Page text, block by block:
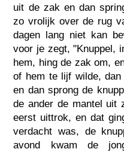
uit de zak en dan
zo vrolijk over de rug
dagen lang niet kan
voor je zegt, "Knuppel,
hem, hing de zak om,
of hem te lijf wilde,
en dan sprong de
de ander de mantel uit
eerst uittrok, en dat
verdacht was, de
avond kwam de